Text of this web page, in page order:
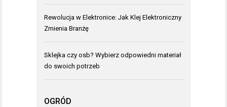
Rewolucja w Elektronice: Jak Klej Elektroniczny
Zmienia Branżę
Sklejka czy osb? Wybierz odpowiedni materiał
do swoich potrzeb
OGRÓD